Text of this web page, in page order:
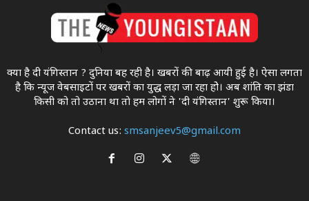
क्या है दी यंगिस्तान ? दुनिया बह रही है। खबरों की बाढ़ आयी हुई है। ऐसा लगता
है कि न्यूज वेबसाइटों पर खबरों का युद्ध लड़ा जा रहा होे। अब शांति का झंडा
किसी को तो उठाना था ताे हम लोगों ने 'दी यंगिस्तान' शुरू किया।
Contact us: smsanjeev5@gmail.com